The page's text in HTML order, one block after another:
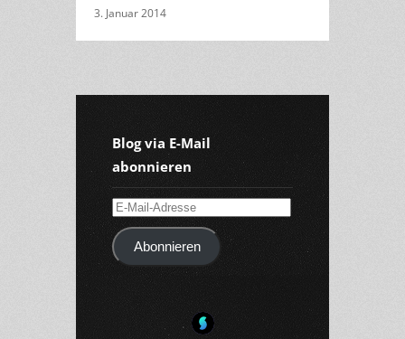
3. Januar 2014
Blog via E-Mail
abonnieren
E-
Mail-
AdresseAbonnieren